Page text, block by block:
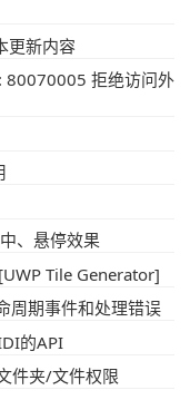
更新内容
80070005 拒绝访问外
、悬停效果
Tile Generator]
周期事件和处理错误
的API
件夹/文件权限